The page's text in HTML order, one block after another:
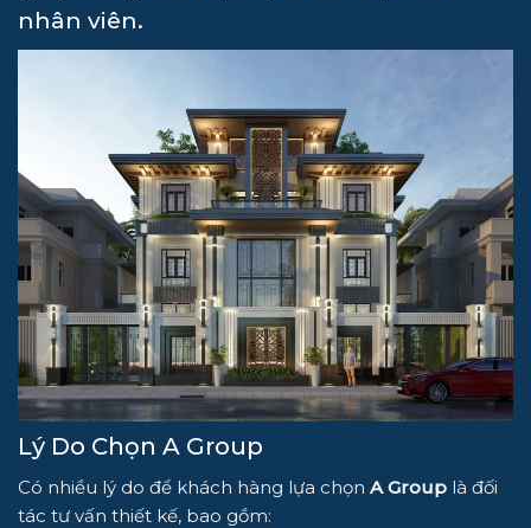
nhân viên.
Lý Do Chọn A Group
Có nhiều lý do để khách hàng lựa chọn A Group là đối
tác tư vấn thiết kế, bao gồm: